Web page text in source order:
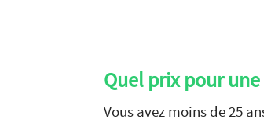
Quel prix pour
Vous avez moins de 25